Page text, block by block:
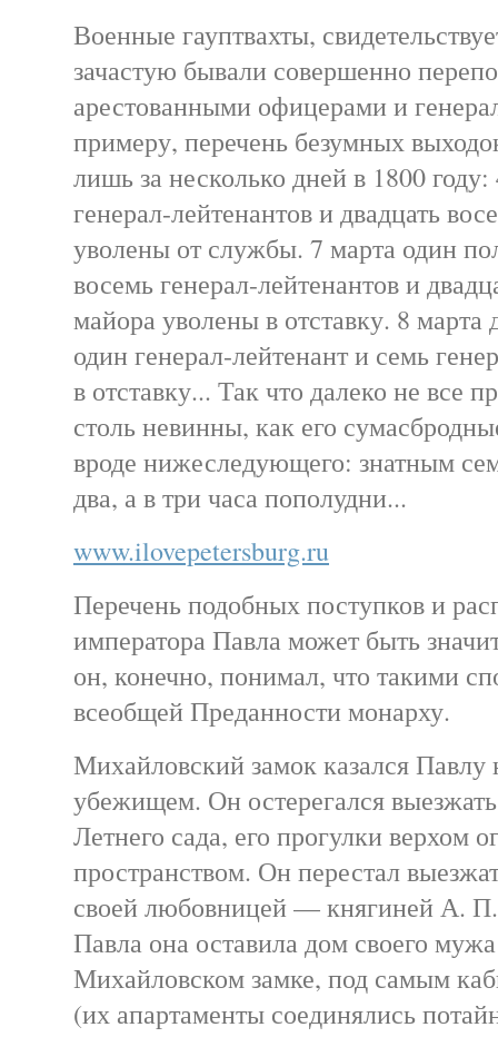
Военные гауптвахты,
зачастую бывали совершенно
арестованными офицерами и
примеру, перечень безумных
лишь за несколько дней в 1800
генерал-лейтенантов и двадцать
уволены от службы. 7 марта один
восемь генерал-лейтенантов и
майора уволены в отставку. 8 марта
один генерал-лейтенант и семь
в отставку... Так что далеко не все
столь невинны, как его
вроде нижеследующего: знатным
два, а в три часа пополудни...
www.ilovepetersburg.ru
Перечень подобных поступков и
императора Павла может быть
он, конечно, понимал, что такими
всеобщей Преданности монарху.
Михайловский замок казался
убежищем. Он остерегался
Летнего сада, его прогулки верхом
пространством. Он перестал
своей любовницей — княгиней А.
Павла она оставила дом своего
Михайловском замке, под самым
(их апартаменты соединялись